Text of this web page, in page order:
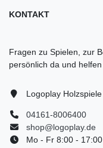
KONTAKT
Fragen zu Spielen, zur
persönlich da und
Logoplay
04161-8006400
shop@logoplay.de
Mo - Fr 8:00 - 17:00